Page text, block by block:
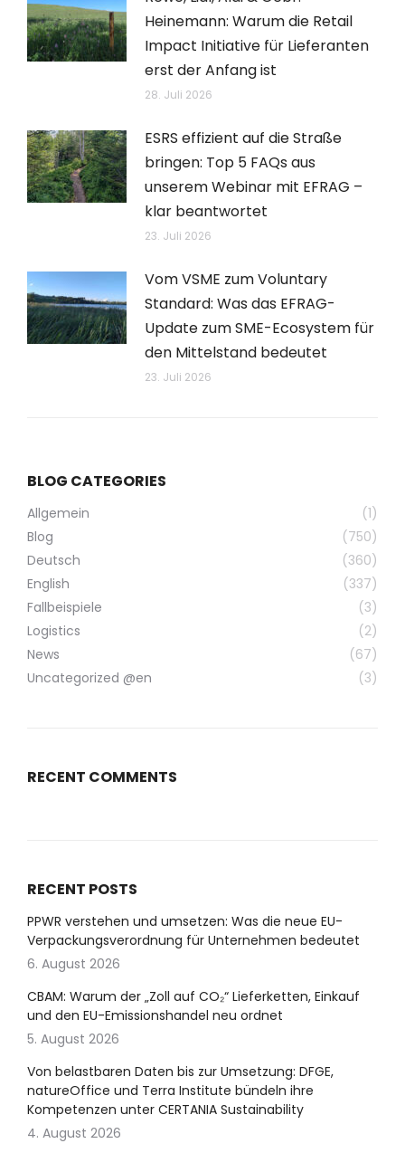
Heinemann: Warum die Retail
Impact Initiative für Lieferanten
erst der Anfang ist
28. Juli 2026
ESRS effizient auf die Straße
bringen: Top 5 FAQs aus
unserem Webinar mit EFRAG –
klar beantwortet
23. Juli 2026
Vom VSME zum Voluntary
Standard: Was das EFRAG-
Update zum SME-Ecosystem für
den Mittelstand bedeutet
23. Juli 2026
BLOG CATEGORIES
Allgemein
(1)
Blog
(750)
Deutsch
(360)
English
(337)
Fallbeispiele
(3)
Logistics
(2)
News
(67)
Uncategorized @en
(3)
RECENT COMMENTS
RECENT POSTS
PPWR verstehen und umsetzen: Was die neue EU-
Verpackungsverordnung für Unternehmen bedeutet
6. August 2026
CBAM: Warum der „Zoll auf CO₂“ Lieferketten, Einkauf
und den EU-Emissionshandel neu ordnet
5. August 2026
Von belastbaren Daten bis zur Umsetzung: DFGE,
natureOffice und Terra Institute bündeln ihre
Kompetenzen unter CERTANIA Sustainability
4. August 2026